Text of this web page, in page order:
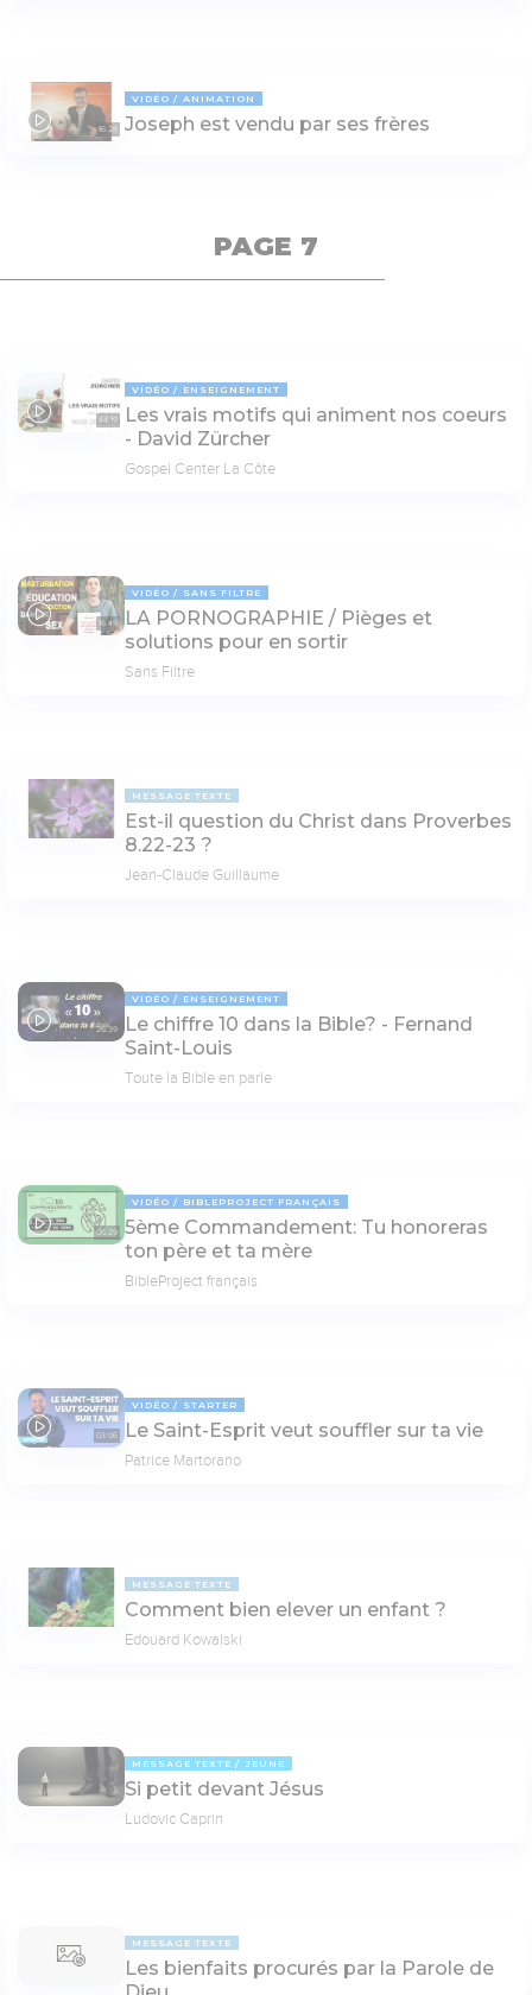
16:28
VIDÉO ANIMATION
Joseph est vendu par ses frères
PAGE 7
44:19
VIDÉO ENSEIGNEMENT
Les vrais motifs qui animent nos coeurs
- David Zürcher
Gospel Center La Côte
16:45
VIDÉO SANS FILTRE
LA PORNOGRAPHIE / Pièges et
solutions pour en sortir
Sans Filtre
MESSAGE TEXTE
Est-il question du Christ dans Proverbes
8.22-23 ?
Jean-Claude Guillaume
26:39
VIDÉO ENSEIGNEMENT
Le chiffre 10 dans la Bible? - Fernand
Saint-Louis
Toute la Bible en parle
05:29
VIDÉO BIBLEPROJECT FRANÇAIS
5ème Commandement: Tu honoreras
ton père et ta mère
BibleProject français
03:06
VIDÉO STARTER
Le Saint-Esprit veut souffler sur ta vie
Patrice Martorano
MESSAGE TEXTE
Comment bien elever un enfant ?
Edouard Kowalski
MESSAGE TEXTE JEUNE
Si petit devant Jésus
Ludovic Caprin
MESSAGE TEXTE
Les bienfaits procurés par la Parole de